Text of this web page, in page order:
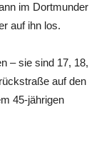
im Dortmunder
auf ihn los.
– sie sind 17, 18,
auf den
45-jährigen